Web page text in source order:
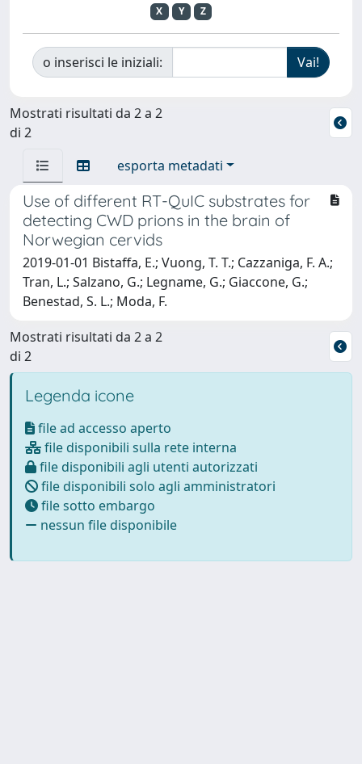
X
Y Z
o inserisci le iniziali:
Mostrati risultati da 2 a 2
di 2
esporta metadati
Use of different RT-QuIC substrates for
detecting CWD prions in the brain of
Norwegian cervids
2019-01-01 Bistaffa, E.; Vuong, T. T.; Cazzaniga, F. A.;
Tran, L.; Salzano, G.; Legname, G.; Giaccone, G.;
Benestad, S. L.; Moda, F.
Mostrati risultati da 2 a 2
di 2
Legenda icone
file ad accesso aperto
file disponibili sulla rete interna
file disponibili agli utenti autorizzati
file disponibili solo agli amministratori
file sotto embargo
nessun file disponibile